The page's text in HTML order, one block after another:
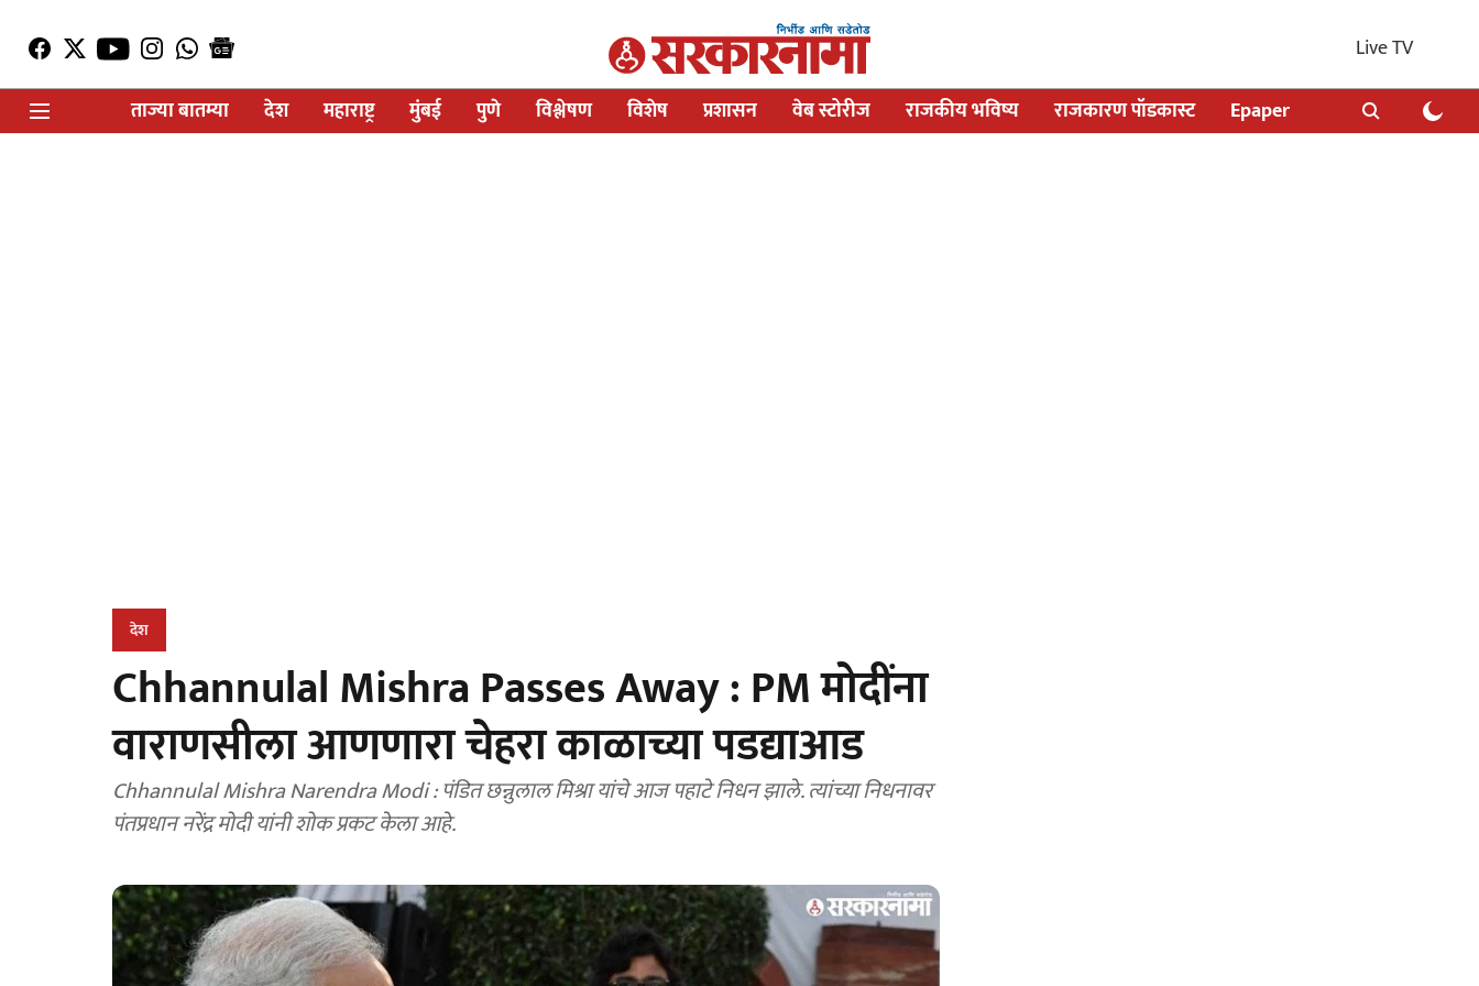
Live TV
ताज्या बातम्या
देश महाराष्ट्र मुंबई पुणे विश्लेषण विशेष प्रशासन वेब स्टोरीज राजकीय भविष्य राजकारण पॉडकास्ट Epaper
देश
Chhannulal Mishra Passes Away : PM मोदींना
वाराणसीला आणणारा चेहरा काळाच्या पडद्याआड
Chhannulal Mishra Narendra Modi : पंडित छन्नुलाल मिश्रा यांचे आज पहाटे निधन झाले. त्यांच्या निधनावर
पंतप्रधान नरेंद्र मोदी यांनी शोक प्रकट केला आहे.